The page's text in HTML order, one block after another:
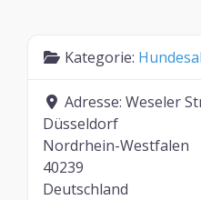
Kategorie:
Adresse: Weseler
Düsseldorf
Nordrhein-Westfalen
40239
Deutschland